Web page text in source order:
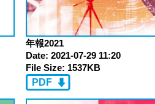
年報2021
Date: 2021-07-29 11:20
File Size: 1537KB
PDF